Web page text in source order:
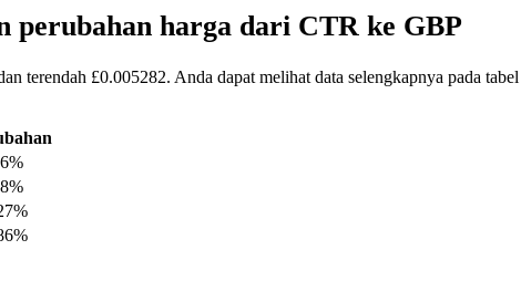
perubahan harga dari CTR ke GBP
terendah £0.005282. Anda dapat melihat data selengkapnya pada